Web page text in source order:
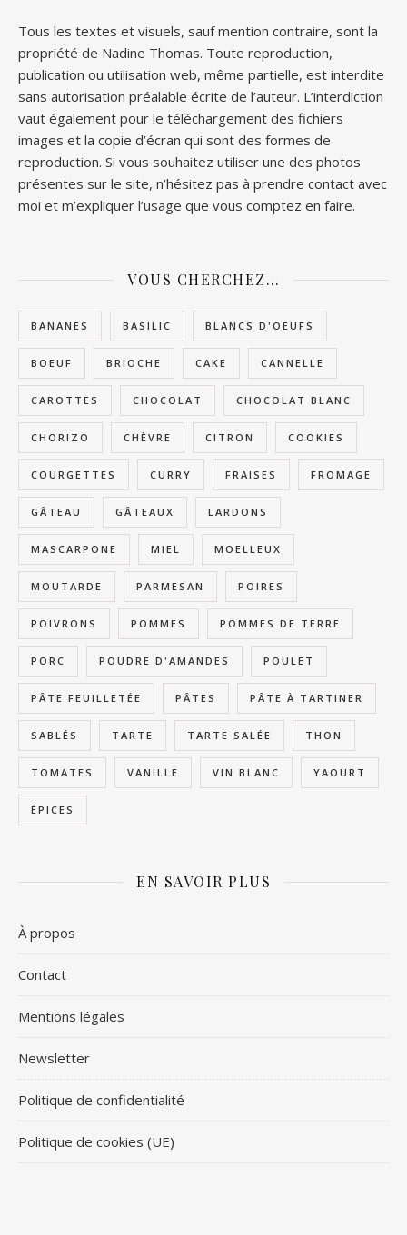
Tous les textes et visuels, sauf mention contraire, sont la
propriété de Nadine Thomas. Toute reproduction,
publication ou utilisation web, même partielle, est interdite
sans autorisation préalable écrite de l’auteur. L’interdiction
vaut également pour le téléchargement des fichiers
images et la copie d’écran qui sont des formes de
reproduction. Si vous souhaitez utiliser une des photos
présentes sur le site, n’hésitez pas à prendre contact avec
moi et m’expliquer l’usage que vous comptez en faire.
VOUS CHERCHEZ…
BANANES BASILIC BLANCS D'OEUFS
BOEUF BRIOCHE CAKE CANNELLE
CAROTTES CHOCOLAT CHOCOLAT BLANC
CHORIZO CHÈVRE CITRON COOKIES
COURGETTES CURRY FRAISES FROMAGE
GÂTEAU GÂTEAUX LARDONS
MASCARPONE MIEL MOELLEUX
MOUTARDE PARMESAN POIRES
POIVRONS POMMES POMMES DE TERRE
PORC POUDRE D'AMANDES POULET
PÂTE FEUILLETÉE PÂTES PÂTE À TARTINER
SABLÉS TARTE TARTE SALÉE THON
TOMATES VANILLE VIN BLANC YAOURT
ÉPICES
EN SAVOIR PLUS
À propos
Contact
Mentions légales
Newsletter
Politique de confidentialité
Politique de cookies (UE)